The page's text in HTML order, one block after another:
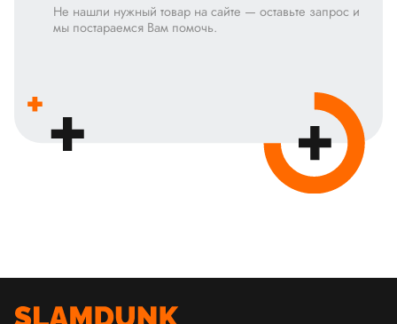
Не нашли нужный товар на сайте — оставьте запрос и
мы постараемся Вам помочь.